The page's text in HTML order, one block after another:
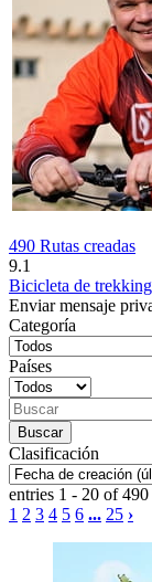
490 Rutas creadas
9.1
Bicicleta de trekking
Enviar mensaje
Categoría
Países
Clasificación
entries 1 - 20 of 490
1 2 3 4 5 6 ... 25 ›